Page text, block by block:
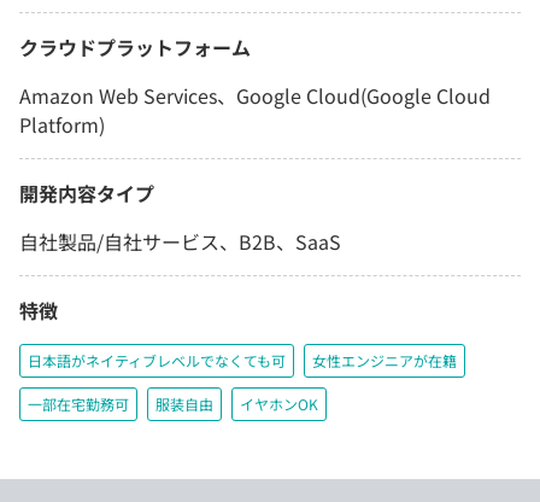
クラウドプラットフォーム
Amazon Web Services、Google Cloud(Google Cloud
Platform)
開発内容タイプ
自社製品/自社サービス、B2B、SaaS
特徴
日本語がネイティブレベルでなくても可 女性エンジニアが在籍
一部在宅勤務可 服装自由 イヤホンOK